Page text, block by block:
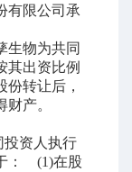
有限公司承
生物为共同
其出资比例
转让后，
产。
投资人执行
： (1)在股